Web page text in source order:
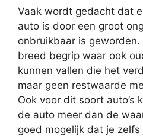
Vaak wordt gedacht dat
auto is door een groot
onbruikbaar is
breed begrip waar ook
kunnen vallen die het
maar geen restwaarde
Ook voor dit soort auto’s
de auto meer dan de
goed mogelijk dat je